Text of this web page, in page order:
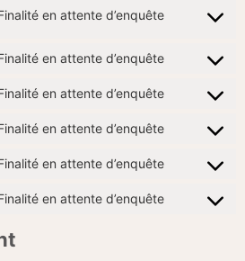
en attente d’enquête
en attente d’enquête
en attente d’enquête
en attente d’enquête
en attente d’enquête
en attente d’enquête